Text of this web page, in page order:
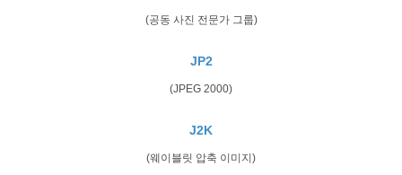
(공동 사진 전문가 그룹)
JP2
(JPEG 2000)
J2K
(웨이블릿 압축 이미지)